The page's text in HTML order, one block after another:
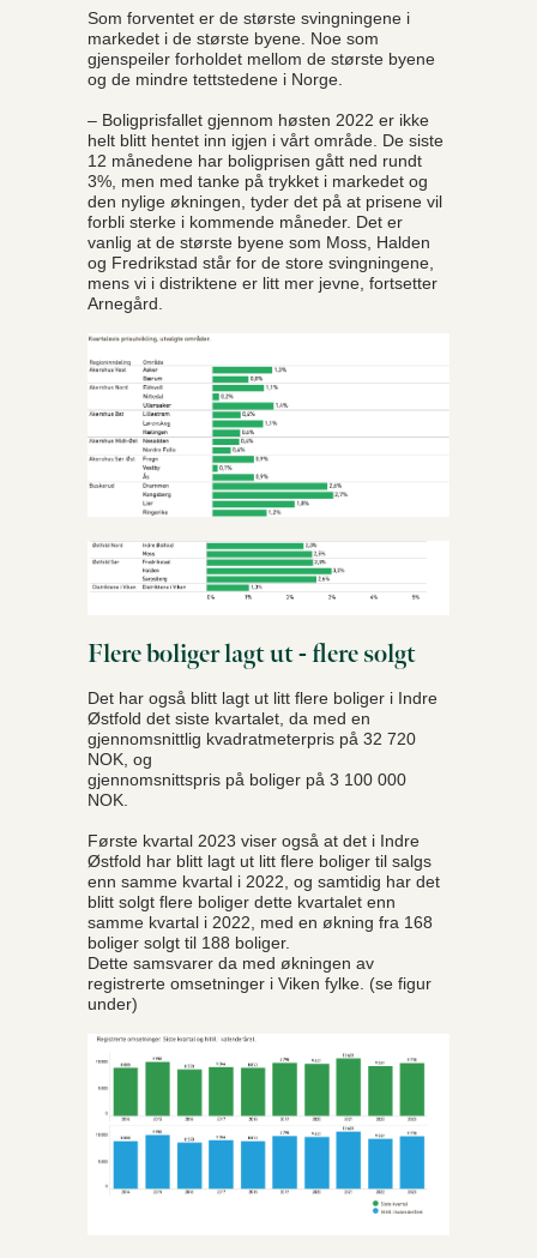
Som forventet er de største svingningene i
markedet i de største byene. Noe som
gjenspeiler forholdet mellom de største byene
og de mindre tettstedene i Norge.
– Boligprisfallet gjennom høsten 2022 er ikke
helt blitt hentet inn igjen i vårt område. De siste
12 månedene har boligprisen gått ned rundt
3%, men med tanke på trykket i markedet og
den nylige økningen, tyder det på at prisene vil
forbli sterke i kommende måneder. Det er
vanlig at de største byene som Moss, Halden
og Fredrikstad står for de store svingningene,
mens vi i distriktene er litt mer jevne, fortsetter
Arnegård.
Flere boliger lagt ut - flere solgt
Det har også blitt lagt ut litt flere boliger i Indre
Østfold det siste kvartalet, da med en
gjennomsnittlig kvadratmeterpris på 32 720
NOK, og
gjennomsnittspris på boliger på 3 100 000
NOK.
Første kvartal 2023 viser også at det i Indre
Østfold har blitt lagt ut litt flere boliger til salgs
enn samme kvartal i 2022, og samtidig har det
blitt solgt flere boliger dette kvartalet enn
samme kvartal i 2022, med en økning fra 168
boliger solgt til 188 boliger.
Dette samsvarer da med økningen av
registrerte omsetninger i Viken fylke. (se figur
under)